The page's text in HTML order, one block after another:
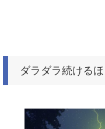
ダラダラ続ける